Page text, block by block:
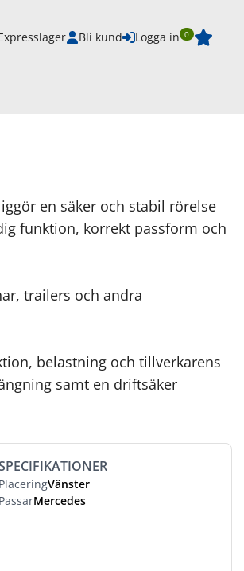
Bli kund Logga in 0
en säker och stabil rörelse
funktion, korrekt passform och
trailers och andra
belastning och tillverkarens
samt en driftsäker
PlaceringVänster
PassarMercedes